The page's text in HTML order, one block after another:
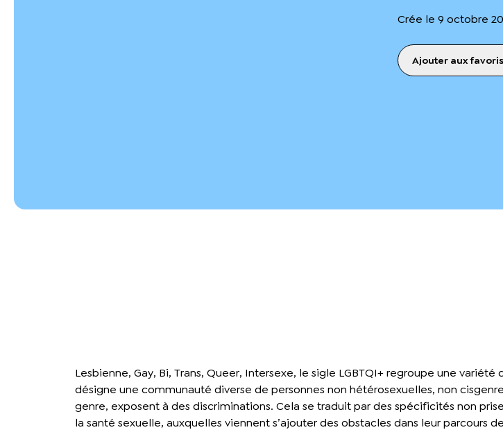
Crée le 9 octobre
Ajouter aux
Lesbienne, Gay, Bi, Trans, Queer, Intersexe, le sigle LGBTQI+ regroupe une
désigne une communauté diverse de personnes non hétérosexuelles, non
genre, exposent à des discriminations. Cela se traduit par des spécificités non
la santé sexuelle, auxquelles viennent s’ajouter des obstacles dans leur parcours